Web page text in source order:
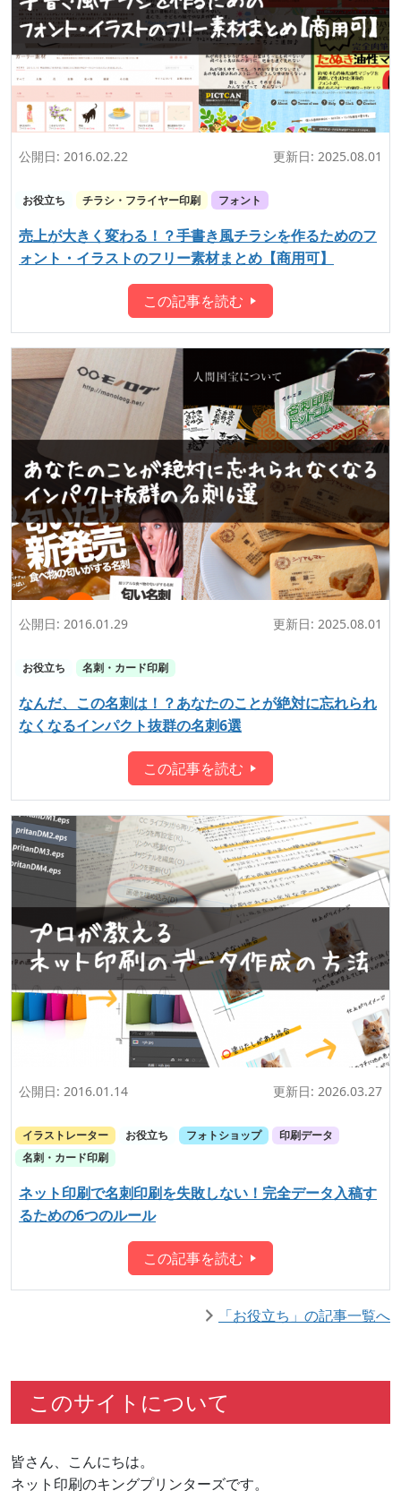
公開日: 2016.02.22 更新日: 2025.08.01
お役立ち チラシ・フライヤー印刷 フォント
売上が大きく変わる！？手書き風チラシを作るためのフ
ォント・イラストのフリー素材まとめ【商用可】
この記事を読む
公開日: 2016.01.29 更新日: 2025.08.01
お役立ち 名刺・カード印刷
なんだ、この名刺は！？あなたのことが絶対に忘れられ
なくなるインパクト抜群の名刺6選
この記事を読む
公開日: 2016.01.14 更新日: 2026.03.27
イラストレーター お役立ち フォトショップ
印刷データ
名刺・カード印刷
ネット印刷で名刺印刷を失敗しない！完全データ入稿す
るための6つのルール
この記事を読む
「お役立ち」の記事一覧へ
このサイトについて
皆さん、こんにちは。
ネット印刷のキングプリンターズです。